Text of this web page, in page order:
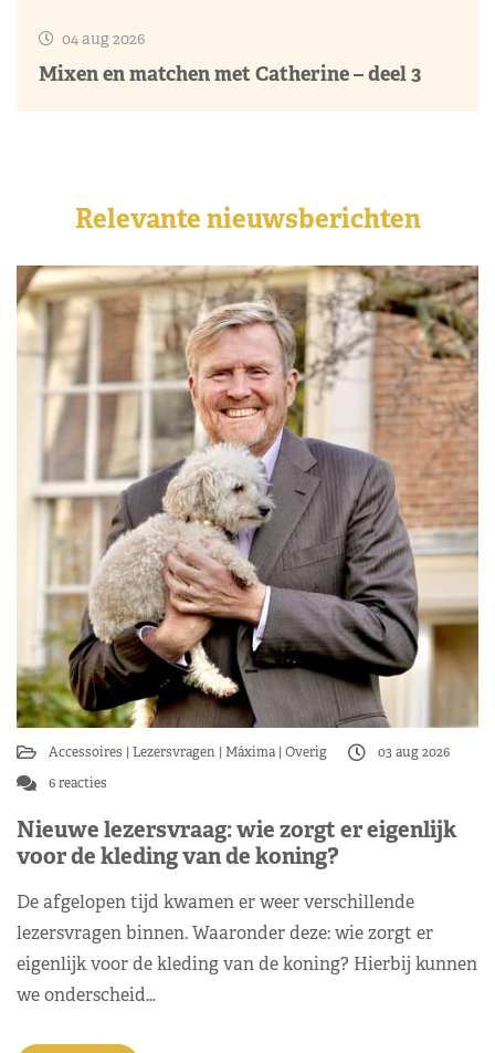
04 aug 2026
Mixen en matchen met Catherine – deel 3
Relevante nieuwsberichten
Accessoires Lezersvragen Máxima Overig
03 aug 2026
6 reacties
Nieuwe lezersvraag: wie zorgt er eigenlijk
voor de kleding van de koning?
De afgelopen tijd kwamen er weer verschillende
lezersvragen binnen. Waaronder deze: wie zorgt er
eigenlijk voor de kleding van de koning? Hierbij kunnen
we onderscheid…